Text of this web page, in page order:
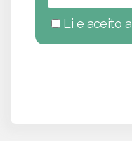
Li e aceito a